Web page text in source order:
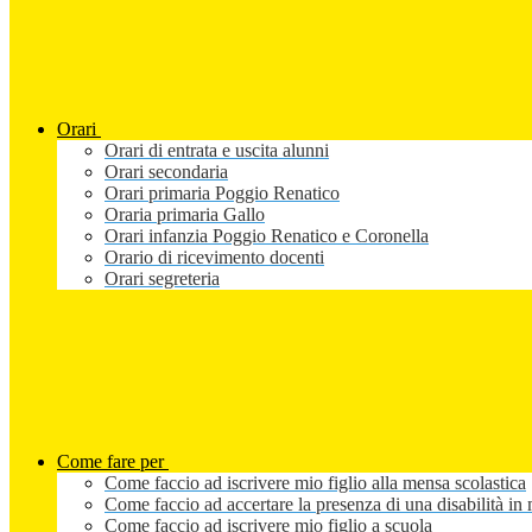
Orari
Orari di entrata e uscita alunni
Orari secondaria
Orari primaria Poggio Renatico
Oraria primaria Gallo
Orari infanzia Poggio Renatico e Coronella
Orario di ricevimento docenti
Orari segreteria
Come fare per
Come faccio ad iscrivere mio figlio alla mensa scolastica
Come faccio ad accertare la presenza di una disabilità
Come faccio ad iscrivere mio figlio a scuola